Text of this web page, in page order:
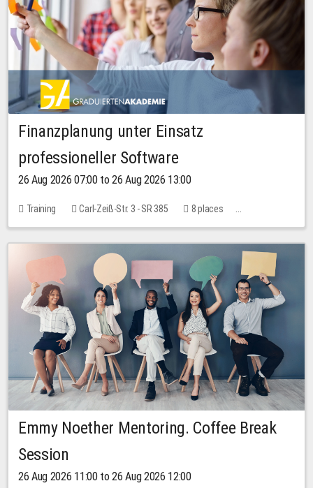
Finanzplanung unter Einsatz
professioneller Software
26 Aug 2026 07:00 to 26 Aug 2026 13:00
Training Carl-Zeiß-Str. 3 - SR 385
8 places
20.00 EUR
Emmy Noether Mentoring. Coffee Break
Session
26 Aug 2026 11:00 to 26 Aug 2026 12:00